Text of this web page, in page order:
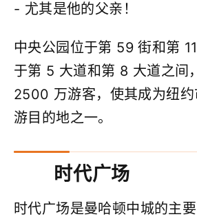
- 尤其是他的父亲！
中央公园位于第 59 街和第
于第 5 大道和第 8 大道之间
2500 万游客，使其成为纽
游目的地之一。
时代广场
时代广场是曼哈顿中城的主